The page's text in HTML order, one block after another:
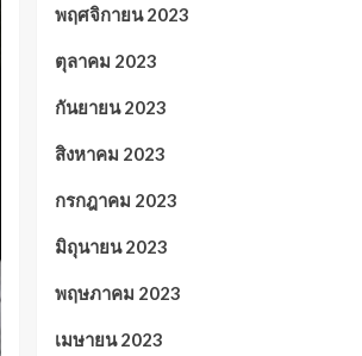
พฤศจิกายน 2023
ตุลาคม 2023
กันยายน 2023
สิงหาคม 2023
กรกฎาคม 2023
มิถุนายน 2023
พฤษภาคม 2023
เมษายน 2023